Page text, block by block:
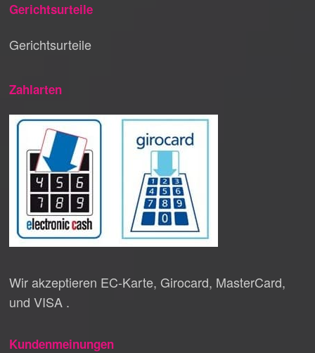
Gerichtsurteile
Gerichtsurteile
Zahlarten
Wir akzeptieren EC-Karte, Girocard, MasterCard,
und VISA .
Kundenmeinungen